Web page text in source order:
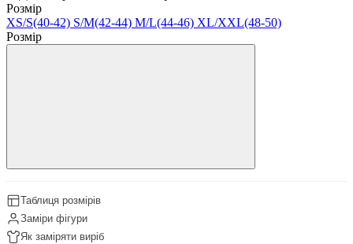
Розмір
XS/S(40-42) S/M(42-44) M/L(44-46) XL/XXL(48-50)
Розмір
Таблиця розмірів
Заміри фігури
Як заміряти виріб